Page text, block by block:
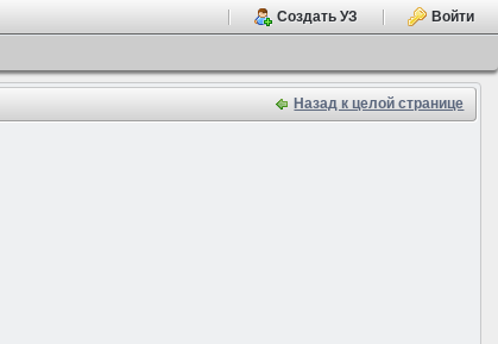
Создать УЗ Войти
Назад к целой странице